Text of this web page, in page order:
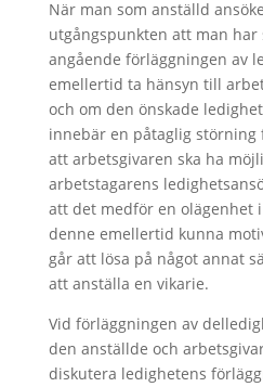
När man som anställd
utgångspunkten att man
angående förläggningen av
emellertid ta hänsyn till
och om den önskade
innebär en påtaglig störning
att arbetsgivaren ska ha
arbetstagarens
att det medför en olägenhet
denne emellertid kunna
går att lösa på något annat
att anställa en vikarie.
Vid förläggningen av
den anställde och
diskutera ledighetens